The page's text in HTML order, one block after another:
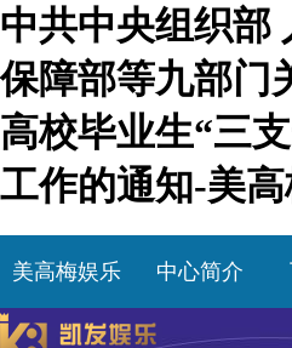
中共中央组织部
保障部等九部门
高校毕业生“三
工作的通知-美
美高梅娱乐 中心简介